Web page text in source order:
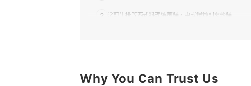
2 常煎牛排等西式料理選煎鍋，中式爆炒則需炒鍋
5 手柄可選耐用耐熱、好清潔的一體成型不鏽鋼
Why You Can Trust Us